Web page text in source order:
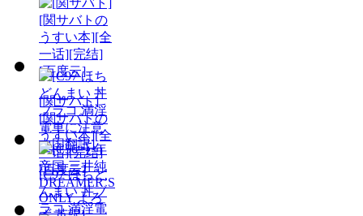
[関サバト]
[関サバトの
うすい本][全
一话][完结]
[百度云]
[C97 ほちど
んまい 丼ブ
ラコ 満淫電